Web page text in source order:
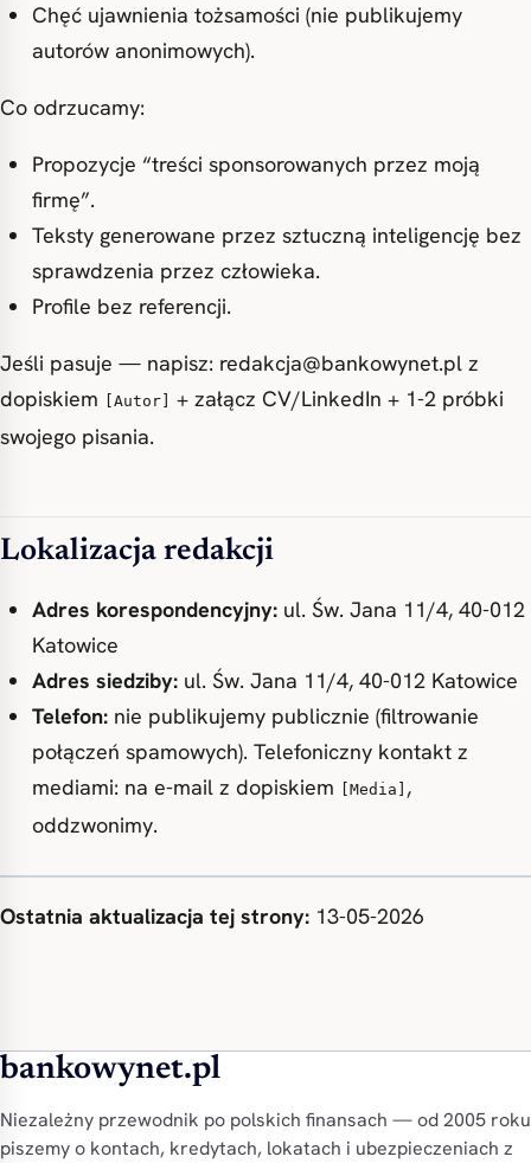
Chęć ujawnienia tożsamości (nie publikujemy
autorów anonimowych).
Co odrzucamy:
Propozycje “treści sponsorowanych przez moją
firmę”.
Teksty generowane przez sztuczną inteligencję bez
sprawdzenia przez człowieka.
Profile bez referencji.
Jeśli pasuje — napisz: redakcja@bankowynet.pl z
dopiskiem
[Autor]
+ załącz CV/LinkedIn + 1-2 próbki
swojego pisania.
Lokalizacja redakcji
Adres korespondencyjny: ul. Św. Jana 11/4, 40-012
Katowice
Adres siedziby: ul. Św. Jana 11/4, 40-012 Katowice
Telefon: nie publikujemy publicznie (filtrowanie
połączeń spamowych). Telefoniczny kontakt z
mediami: na e-mail z dopiskiem
[Media] ,
oddzwonimy.
Ostatnia aktualizacja tej strony: 13-05-2026
bankowynet.pl
Niezależny przewodnik po polskich finansach — od 2005 roku
piszemy o kontach, kredytach, lokatach i ubezpieczeniach z